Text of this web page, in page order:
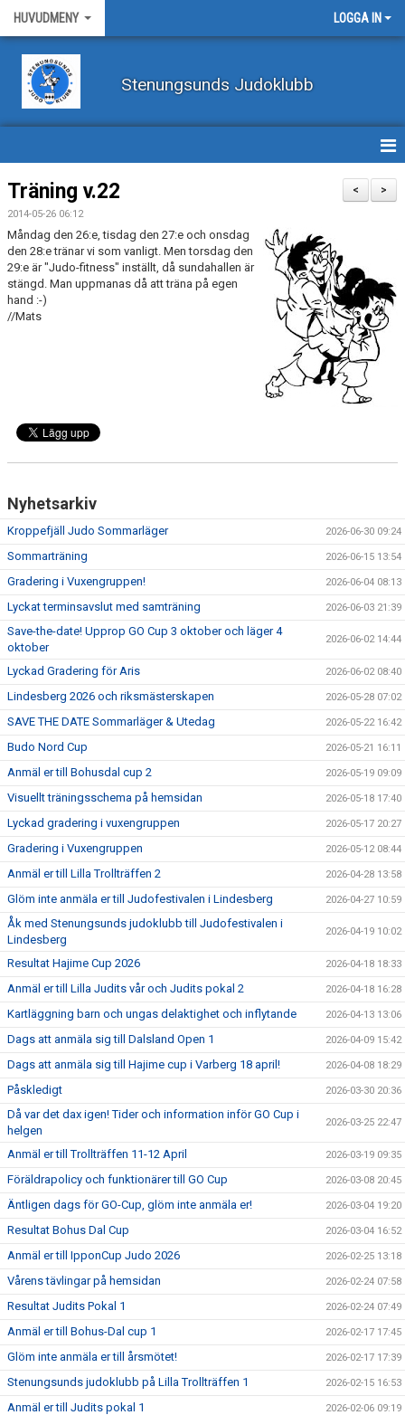
HUVUDMENY LOGGA IN
Stenungsunds Judoklubb
HEM
FÖRBUNDSNYHETER
BILDER
BÖRJA TRÄNA JUDO
>
<
Träning v.22
2014-05-26 06:12
Måndag den 26:e, tisdag den 27:e och onsdag
den 28:e tränar vi som vanligt. Men torsdag den
29:e är "Judo-fitness" inställt, då sundahallen är
stängd. Man uppmanas då att träna på egen
hand :-)
//Mats
Nyhetsarkiv
Kroppefjäll Judo Sommarläger 2026-06-30 09:24
Sommarträning 2026-06-15 13:54
Gradering i Vuxengruppen! 2026-06-04 08:13
Lyckat terminsavslut med samträning 2026-06-03 21:39
Save-the-date! Upprop GO Cup 3 oktober och läger 4
oktober
2026-06-02 14:44
Lyckad Gradering för Aris 2026-06-02 08:40
Lindesberg 2026 och riksmästerskapen 2026-05-28 07:02
SAVE THE DATE Sommarläger & Utedag 2026-05-22 16:42
Budo Nord Cup 2026-05-21 16:11
Anmäl er till Bohusdal cup 2 2026-05-19 09:09
Visuellt träningsschema på hemsidan 2026-05-18 17:40
Lyckad gradering i vuxengruppen 2026-05-17 20:27
Gradering i Vuxengruppen 2026-05-12 08:44
Anmäl er till Lilla Trollträffen 2 2026-04-28 13:58
Glöm inte anmäla er till Judofestivalen i Lindesberg 2026-04-27 10:59
Åk med Stenungsunds judoklubb till Judofestivalen i
Lindesberg
2026-04-19 10:02
Resultat Hajime Cup 2026 2026-04-18 18:33
Anmäl er till Lilla Judits vår och Judits pokal 2 2026-04-18 16:28
Kartläggning barn och ungas delaktighet och inflytande 2026-04-13 13:06
Dags att anmäla sig till Dalsland Open 1 2026-04-09 15:42
Dags att anmäla sig till Hajime cup i Varberg 18 april! 2026-04-08 18:29
Påskledigt 2026-03-30 20:36
Då var det dax igen! Tider och information inför GO Cup i
helgen
2026-03-25 22:47
Anmäl er till Trollträffen 11-12 April 2026-03-19 09:35
Föräldrapolicy och funktionärer till GO Cup 2026-03-08 20:45
Äntligen dags för GO-Cup, glöm inte anmäla er! 2026-03-04 19:20
Resultat Bohus Dal Cup 2026-03-04 16:52
Anmäl er till IpponCup Judo 2026 2026-02-25 13:18
Vårens tävlingar på hemsidan 2026-02-24 07:58
Resultat Judits Pokal 1 2026-02-24 07:49
Anmäl er till Bohus-Dal cup 1 2026-02-17 17:45
Glöm inte anmäla er till årsmötet! 2026-02-17 17:39
Stenungsunds judoklubb på Lilla Trollträffen 1 2026-02-15 16:53
Anmäl er till Judits pokal 1 2026-02-06 09:19